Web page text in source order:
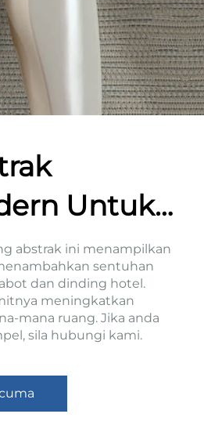
Untuk
abstrak ini menampilkan
sentuhan
dan dinding hotel.
meningkatkan
mana ruang. Jika anda
sila hubungi kami.